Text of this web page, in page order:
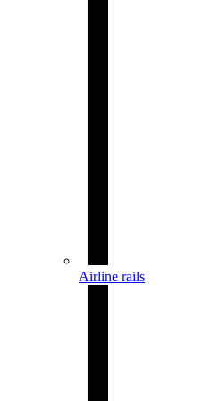
Airline rails